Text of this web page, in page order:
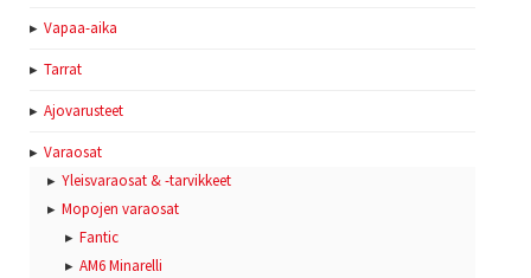
Vapaa-aika
Tarrat
Ajovarusteet
Varaosat
Yleisvaraosat & -tarvikkeet
Mopojen varaosat
Fantic
AM6 Minarelli